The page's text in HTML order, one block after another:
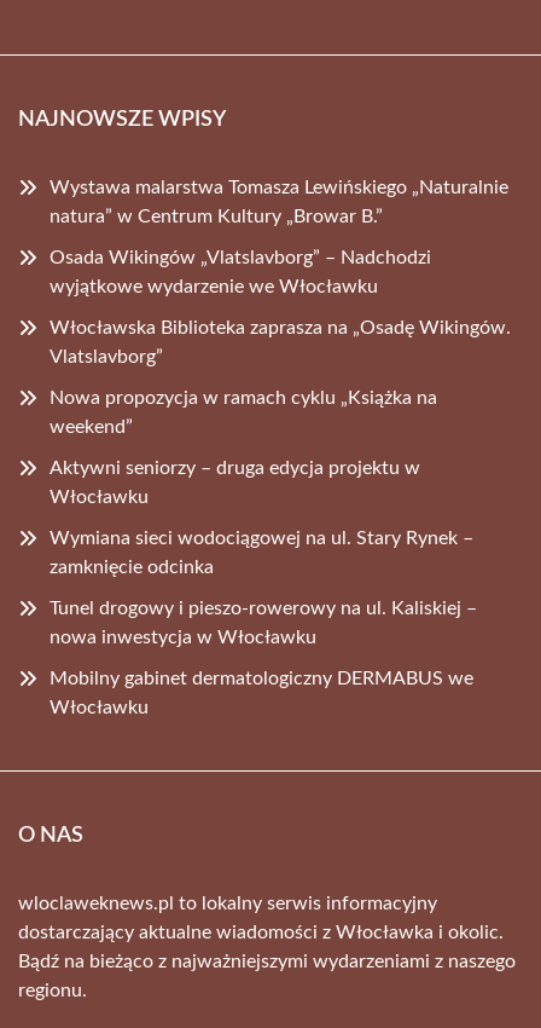
NAJNOWSZE WPISY
Wystawa malarstwa Tomasza Lewińskiego „Naturalnie
natura” w Centrum Kultury „Browar B.”
Osada Wikingów „Vlatslavborg” – Nadchodzi
wyjątkowe wydarzenie we Włocławku
Włocławska Biblioteka zaprasza na „Osadę Wikingów.
Vlatslavborg”
Nowa propozycja w ramach cyklu „Książka na
weekend”
Aktywni seniorzy – druga edycja projektu w
Włocławku
Wymiana sieci wodociągowej na ul. Stary Rynek –
zamknięcie odcinka
Tunel drogowy i pieszo-rowerowy na ul. Kaliskiej –
nowa inwestycja w Włocławku
Mobilny gabinet dermatologiczny DERMABUS we
Włocławku
O NAS
wloclaweknews.pl to lokalny serwis informacyjny
dostarczający aktualne wiadomości z Włocławka i okolic.
Bądź na bieżąco z najważniejszymi wydarzeniami z naszego
regionu.